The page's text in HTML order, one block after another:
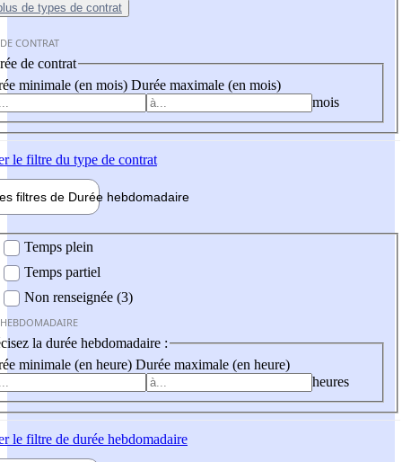
de types de contrat
CONTRAT
de contrat
minimale (en mois) Durée maximale (en mois)
mois
le filtre du type de contrat
filtres de Durée hebdomadaire
Temps plein
Temps partiel
Non renseignée (3)
la durée hebdomadaire :
minimale (en heure) Durée maximale (en heure)
heures
le filtre de durée hebdomadaire